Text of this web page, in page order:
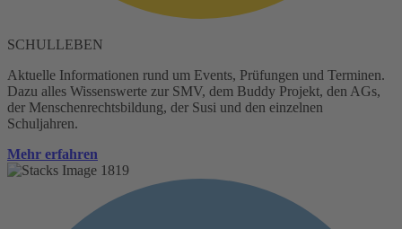
SCHULLEBEN
Aktuelle Informationen rund um Events, Prüfungen und Terminen.
Dazu alles Wissenswerte zur SMV, dem Buddy Projekt, den AGs,
der Menschenrechtsbildung, der Susi und den einzelnen
Schuljahren.
Mehr erfahren